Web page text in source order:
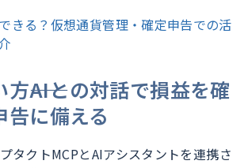
きる？仮想通貨管理・確定申告での活
――AIとの対話で損益を確
告に備える
タクトMCPとAIアシスタントを連携さ